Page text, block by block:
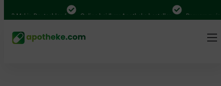
Mal in Deutschland Online bei Ihrer Apotheke bestellen Bequem
Herz, Kreislauf & Stoffwechsel